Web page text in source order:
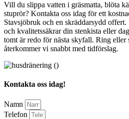
Vill du slippa vatten i gräsmatta, blöta
stuprör? Kontakta oss idag för ett
Stavsjöbruk och en skräddarsydd
och kvalitetssäkrar din stenkista eller
tomt är redo för nästa skyfall. Ring eller
återkommer vi snabbt med tidförslag.
Kontakta oss idag!
Namn
Telefon